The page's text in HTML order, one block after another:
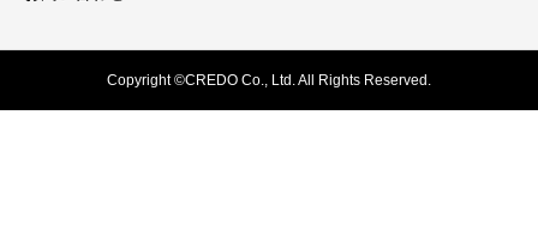
Copyright ©CREDO Co., Ltd. All Rights Reserved.